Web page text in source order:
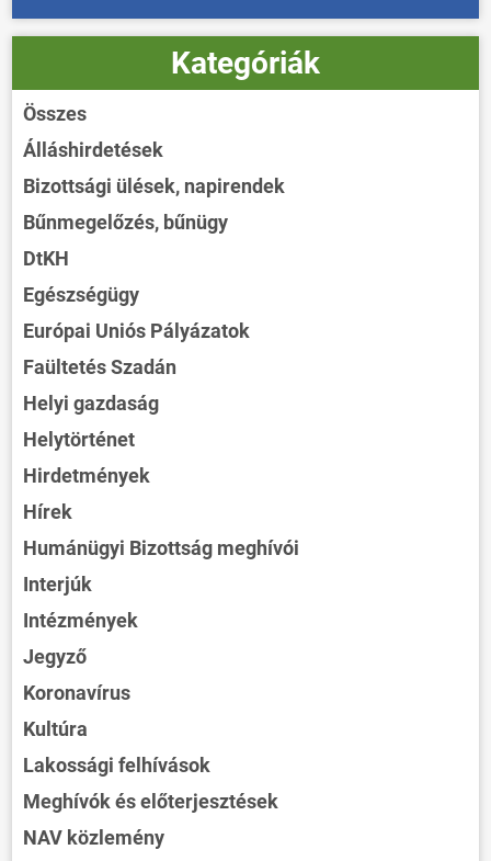
Kategóriák
Összes
Álláshirdetések
Bizottsági ülések, napirendek
Bűnmegelőzés, bűnügy
DtKH
Egészségügy
Európai Uniós Pályázatok
Faültetés Szadán
Helyi gazdaság
Helytörténet
Hirdetmények
Hírek
Humánügyi Bizottság meghívói
Interjúk
Intézmények
Jegyző
Koronavírus
Kultúra
Lakossági felhívások
Meghívók és előterjesztések
NAV közlemény